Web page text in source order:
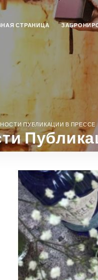
СТРАНИЦА
ПУБЛИКАЦИИ В ПРЕССЕ